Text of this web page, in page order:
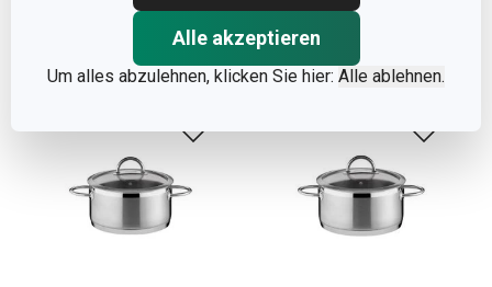
Alle akzeptieren
Um alles abzulehnen, klicken Sie hier: Alle ablehnen.
Warenkorb Warenkorb